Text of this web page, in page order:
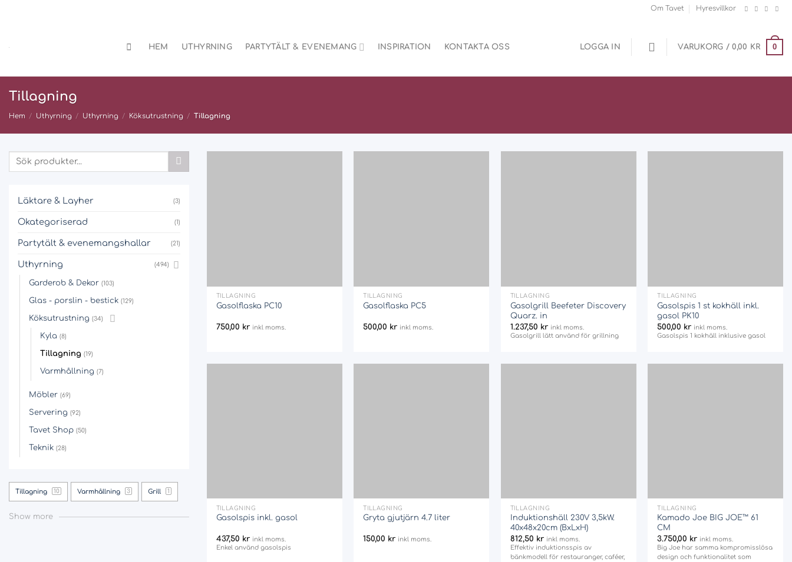
Om Tavet Hyresvillkor
HEM UTHYRNING PARTYTÄLT & EVENEMANG INSPIRATION KONTAKTA OSS LOGGA IN VARUKORG /0,00 KR 0
Tillagning
Hem / Uthyrning / Uthyrning / Köksutrustning / Tillagning
Läktare & Layher (3)
Okategoriserad (1)
Partytält & evenemangshallar (21)
Uthyrning (494)
Garderob & Dekor (103)
Glas - porslin - bestick (129)
Köksutrustning (34)
Kyla (8)
Tillagning (19)
Varmhållning (7)
Möbler (69)
Servering (92)
Tavet Shop (50)
Teknik (28)
Tillagning 10 Varmhållning 3 Grill 1
Show more
TILLAGNING
Gasolflaska PC10
750,00 kr inkl moms.
TILLAGNING
Gasolflaska PC5
500,00 kr inkl moms.
TILLAGNING
Gasolgrill Beefeter Discovery
Quarz. in
1.237,50 kr inkl moms.
Gasolgrill lätt använd för grillning
TILLAGNING
Gasolspis 1 st kokhäll inkl.
gasol PK10
500,00 kr inkl moms.
Gasolspis 1 kokhäll inklusive gasol
TILLAGNING
Gasolspis inkl. gasol
437,50 kr inkl moms.
Enkel använd gasolspis
TILLAGNING
Gryta gjutjärn 4.7 liter
150,00 kr inkl moms.
TILLAGNING
Induktionshäll 230V 3,5kW.
40x48x20cm (BxLxH)
812,50 kr inkl moms.
Effektiv induktionsspis av
bänkmodell för restauranger, caféer,
TILLAGNING
Kamado Joe BIG JOE™ 61
CM
3.750,00 kr inkl moms.
Big Joe har samma kompromisslösa
design och funktionalitet som